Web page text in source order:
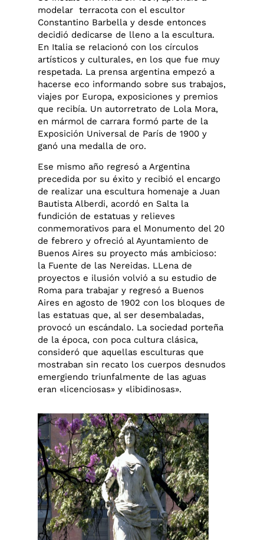
modelar terracota con el escultor
Constantino Barbella y desde entonces
decidió dedicarse de lleno a la escultura.
En Italia se relacionó con los círculos
artísticos y culturales, en los que fue muy
respetada. La prensa argentina empezó a
hacerse eco informando sobre sus trabajos,
viajes por Europa, exposiciones y premios
que recibía. Un autorretrato de Lola Mora,
en mármol de carrara formó parte de la
Exposición Universal de París de 1900 y
ganó una medalla de oro.
Ese mismo año regresó a Argentina
precedida por su éxito y recibió el encargo
de realizar una escultura homenaje a Juan
Bautista Alberdi, acordó en Salta la
fundición de estatuas y relieves
conmemorativos para el Monumento del 20
de febrero y ofreció al Ayuntamiento de
Buenos Aires su proyecto más ambicioso:
la Fuente de las Nereidas. LLena de
proyectos e ilusión volvió a su estudio de
Roma para trabajar y regresó a Buenos
Aires en agosto de 1902 con los bloques de
las estatuas que, al ser desembaladas,
provocó un escándalo. La sociedad porteña
de la época, con poca cultura clásica,
consideró que aquellas esculturas que
mostraban sin recato los cuerpos desnudos
emergiendo triunfalmente de las aguas
eran «licenciosas» y «libidinosas».